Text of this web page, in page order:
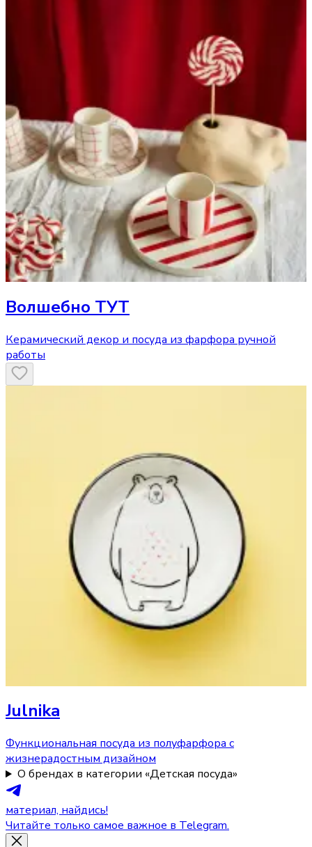
Волшебно ТУТ
Керамический декор и посуда из фарфора ручной
работы
Julnika
Функциональная посуда из полуфарфора с
жизнерадостным дизайном
О брендах в категории «Детская посуда»
материал, найдись!
Читайте только самое важное в Telegram.